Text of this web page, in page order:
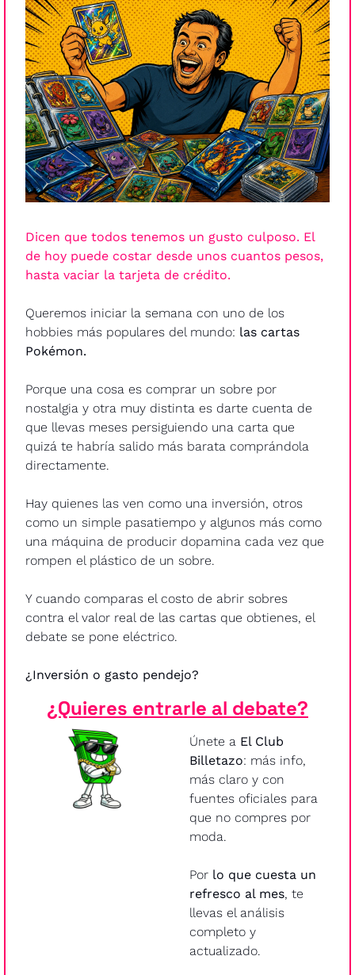
Dicen que todos tenemos un gusto culposo. El
de hoy puede costar desde unos cuantos pesos,
hasta vaciar la tarjeta de crédito.
Queremos iniciar la semana con uno de los
hobbies más populares del mundo: las cartas
Pokémon.
Porque una cosa es comprar un sobre por
nostalgia y otra muy distinta es darte cuenta de
que llevas meses persiguiendo una carta que
quizá te habría salido más barata comprándola
directamente.
Hay quienes las ven como una inversión, otros
como un simple pasatiempo y algunos más como
una máquina de producir dopamina cada vez que
rompen el plástico de un sobre.
Y cuando comparas el costo de abrir sobres
contra el valor real de las cartas que obtienes, el
debate se pone eléctrico.
¿Inversión o gasto pendejo?
¿Quieres entrarle al debate?
Únete a El Club
Billetazo: más info,
más claro y con
fuentes oficiales para
que no compres por
moda.
Por lo que cuesta un
refresco al mes, te
llevas el análisis
completo y
actualizado.